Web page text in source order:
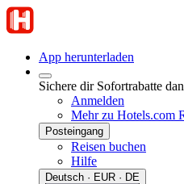
App herunterladen
Sichere dir Sofortrabatte
Anmelden
Mehr zu Hotels.com
Posteingang
Reisen buchen
Hilfe
Deutsch · EUR · DE